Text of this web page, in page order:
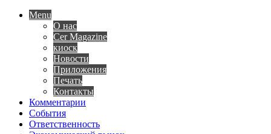
Menu
О нас
Cer Magazine
киоск
Новости
Приложения
Печать
Контакты
Комментарии
События
Ответственность